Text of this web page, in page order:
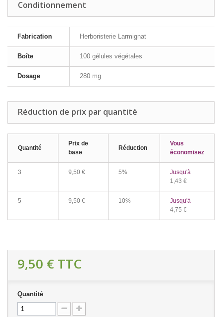
Conditionnement
Fabrication Herboristerie Larmignat
Boîte 100 gélules végétales
Dosage 280 mg
Réduction de prix par quantité
Quantité
Prix de
base
Réduction
Vous
économisez
3 9,50 € 5%
Jusqu'à
1,43 €
5 9,50 € 10%
Jusqu'à
4,75 €
9,50 € TTC
Quantité